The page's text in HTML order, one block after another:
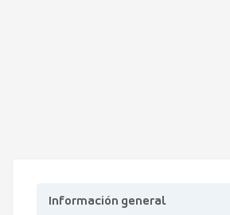
Información general